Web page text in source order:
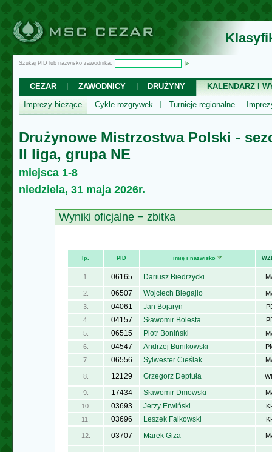
Szukaj PID lub nazwisko zawodnika:
CEZAR ZAWODNICY DRUŻYNY
KALENDARZ I
Imprezy bieżące
Cykle rozgrywek Turnieje regionalne
Drużynowe Mistrzostwa Polski -
II liga, grupa NE
miejsca 1-8
niedziela, 31 maja 2026r.
Wyniki oficjalne − zbitka
lp. PID imię i nazwisko
1. 06165 Dariusz Biedrzycki
2. 06507 Wojciech Biegajło
3.
04061 Jan Bojaryn
4.
04157 Sławomir Bolesta
5.
06515 Piotr Boniński
6.
04547 Andrzej Bunikowski
7.
06556 Sylwester Cieślak
8. 12129 Grzegorz Deptuła
9. 17434 Sławomir Dmowski
10.
03693 Jerzy Erwiński
11.
03696 Leszek Falkowski
12. 03707 Marek Giża